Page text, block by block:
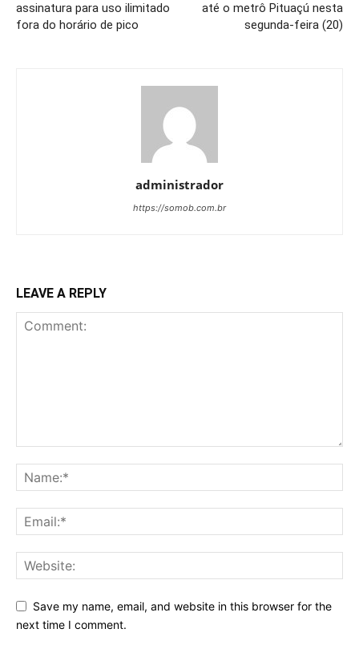
assinatura para uso ilimitado
fora do horário de pico
até o metrô Pituaçú nesta
segunda-feira (20)
administrador
https://somob.com.br
LEAVE A REPLY
Save my name, email, and website in this browser for the
next time I comment.